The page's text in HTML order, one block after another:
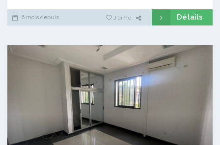
6 mois depuis J'aime Détails